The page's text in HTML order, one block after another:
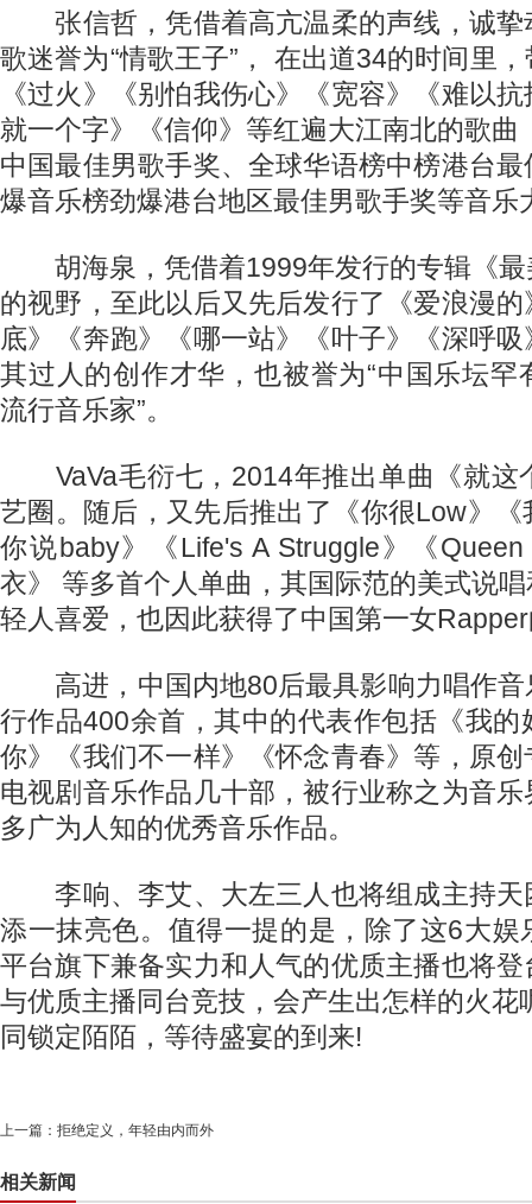
张信哲，凭借着高亢温柔的声线，诚挚
歌迷誉为“情歌王子”， 在出道34的时间里
《过火》《别怕我伤心》《宽容》《难以
就一个字》《信仰》等红遍大江南北的歌曲
中国最佳男歌手奖、全球华语榜中榜港台
爆音乐榜劲爆港台地区最佳男歌手奖等音乐
胡海泉，凭借着1999年发行的专辑《最
的视野，至此以后又先后发行了《爱浪漫
底》《奔跑》《哪一站》《叶子》《深呼
其过人的创作才华，也被誉为“中国乐坛罕
流行音乐家”。
VaVa毛衍七，2014年推出单曲《就这
艺圈。随后，又先后推出了《你很Low》
你说baby》《Life's A Struggle》《
衣》 等多首个人单曲，其国际范的美式说
轻人喜爱，也因此获得了中国第一女
高进，中国内地80后最具影响力唱作音
行作品400余首，其中的代表作包括《我
你》《我们不一样》《怀念青春》等，原
电视剧音乐作品几十部，被行业称之为音
多广为人知的优秀音乐作品。
李响、李艾、大左三人也将组成主持天
添一抹亮色。值得一提的是，除了这6大娱
平台旗下兼备实力和人气的优质主播也将
与优质主播同台竞技，会产生出怎样的火花
同锁定陌陌，等待盛宴的到来!
上一篇： 拒绝定义，年轻由内而外
相关新闻